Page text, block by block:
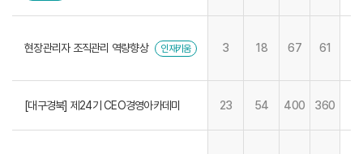
현장관리자 조직관리 역량향상 인재키움 3 18 67 61
[대구경북] 제24기 CEO경영아카데미 23 54 400 360